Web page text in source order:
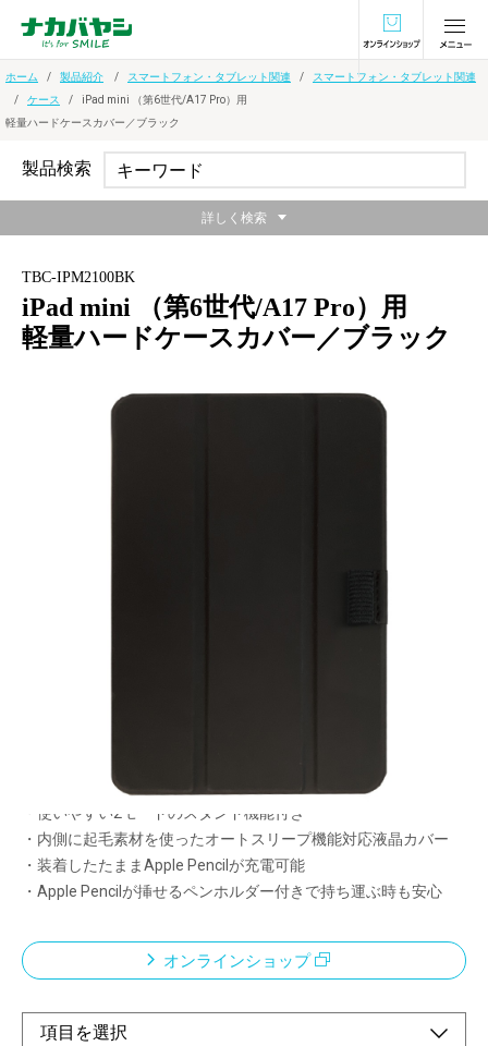
オンラインショ
ホーム 製品紹介 スマートフォン・タブレット関連
スマートフォン・タブレット関連
ケース
iPad mini （第6世代/A17 Pro）用
軽量ハードケースカバー／ブラック
TBC-IPM2100BK
iPad mini （第6世代/A17 Pro）用
軽量ハードケースカバー／ブラック
くい艶消し仕様
・使いやすい2モードのスタンド機能付き
・内側に起毛素材を使ったオートスリープ機能対応液晶カバー
・装着したたままApple Pencilが充電可能
・Apple Pencilが挿せるペンホルダー付きで持ち運ぶ時も安心
オンラインショップ
製品検索
詳しく検索